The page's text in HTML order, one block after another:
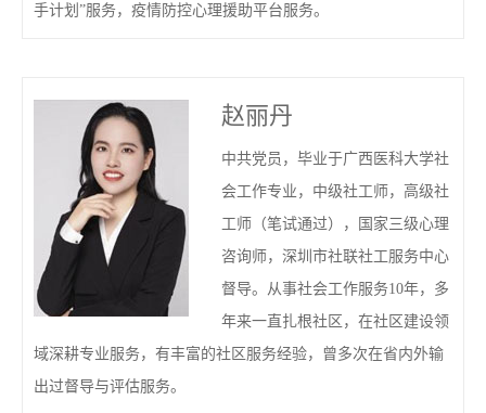
手计划”服务，疫情防控心理援助平台服务。
赵丽丹
中共党员，毕业于广西医科大学社
会工作专业，中级社工师，高级社
工师（笔试通过），国家三级心理
咨询师，深圳市社联社工服务中心
督导。从事社会工作服务10年，多
年来一直扎根社区，在社区建设领
域深耕专业服务，有丰富的社区服务经验，曾多次在省内外输
出过督导与评估服务。